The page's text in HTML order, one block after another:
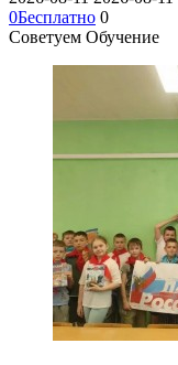
0Бесплатно 0
Советуем Обучение